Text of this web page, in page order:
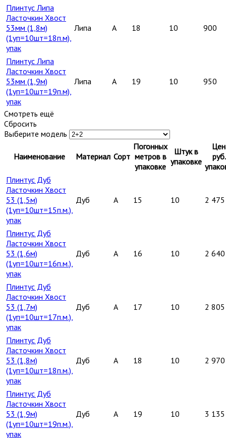
Плинтус Липа
Ласточкин Хвост
53мм (1,8м)
(1уп=10шт=18п.м),
упак
Липа A 18 10 900
Плинтус Липа
Ласточкин Хвост
53мм (1,9м)
(1уп=10шт=19п.м),
упак
Липа A 19 10 950
Смотреть ещё
Сбросить
Выберите модель
Наименование Материал Сорт
Погонных
метров в
упаковке
Штук в
упаковке
Плинтус Дуб
Ласточкин Хвост
53 (1,5м)
(1уп=10шт=15п.м.),
упак
Дуб A 15 10 2 475
Плинтус Дуб
Ласточкин Хвост
53 (1,6м)
(1уп=10шт=16п.м.),
упак
Дуб A 16 10 2 640
Плинтус Дуб
Ласточкин Хвост
53 (1,7м)
(1уп=10шт=17п.м.),
упак
Дуб A 17 10 2 805
Плинтус Дуб
Ласточкин Хвост
53 (1,8м)
(1уп=10шт=18п.м.),
упак
Дуб A 18 10 2 970
Плинтус Дуб
Ласточкин Хвост
53 (1,9м)
(1уп=10шт=19п.м.),
упак
Дуб A 19 10 3 135